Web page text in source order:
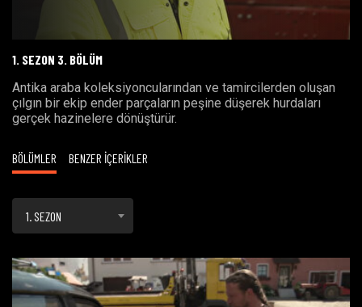
Oynat
1. SEZON 3. BÖLÜM
Antika araba koleksiyoncularından ve tamircilerden oluşan
çılgın bir ekip ender parçaların peşine düşerek hurdaları
gerçek hazinelere dönüştürür.
BÖLÜMLER BENZER İÇERİKLER
1. SEZON